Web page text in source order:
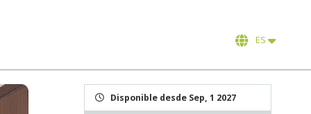
ES
Disponible desde Sep, 1 2027